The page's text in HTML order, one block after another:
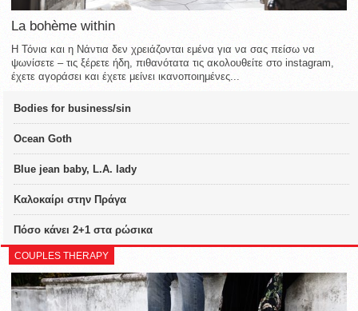
La bohème within
Η Τόνια και η Νάντια δεν χρειάζονται εμένα για να σας πείσω να
ψωνίσετε – τις ξέρετε ήδη, πιθανότατα τις ακολουθείτε στο instagram,
έχετε αγοράσει και έχετε μείνει ικανοποιημένες...
Bodies for business/sin
Ocean Goth
Blue jean baby, L.A. lady
Καλοκαίρι στην Πράγα
Πόσο κάνει 2+1 στα ρώσικα
COUPLES THERAPY